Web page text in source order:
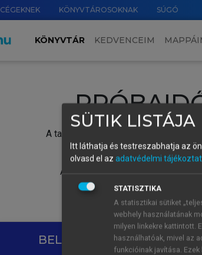
CÉGEKNEK KÖNYVTÁROSOKNAK SÚGÓ
KÖNYVTÁR KEDVENCEIM
A tartalom megtekintéséhez lépj be
Új felhasználóként1
A próbaidőszak elindításához,
A regisztráció
BELÉPÉS SAJÁT FIÓKKAL
SÜTIK LISTÁJA
Itt láthatja és testreszabhatja az
olvasd el az adatvédelmi
STATISZTIKA
A statisztikai sütiket
webhely használatának
milyen linkekre kattintott.
használhatóak, mivel az
funkcióinak javítása.